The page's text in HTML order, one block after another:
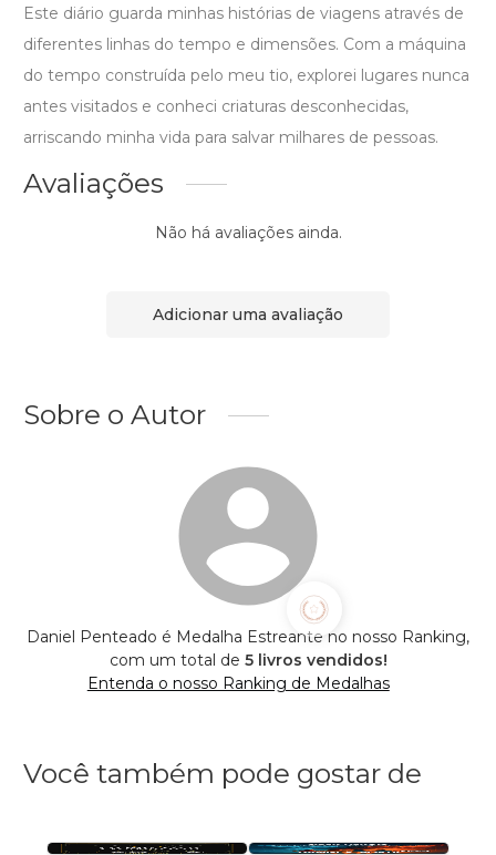
Este diário guarda minhas histórias de viagens através de
diferentes linhas do tempo e dimensões. Com a máquina
do tempo construída pelo meu tio, explorei lugares nunca
antes visitados e conheci criaturas desconhecidas,
arriscando minha vida para salvar milhares de pessoas.
Avaliações
Não há avaliações ainda.
Adicionar uma avaliação
Sobre o Autor
Daniel Penteado é Medalha Estreante no nosso Ranking,
com um total de 5 livros vendidos!
Entenda o nosso Ranking de Medalhas
Você também pode gostar de